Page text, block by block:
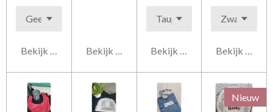
Bekijk details Bekijk details Bekijk details Bekijk details
Nieuw